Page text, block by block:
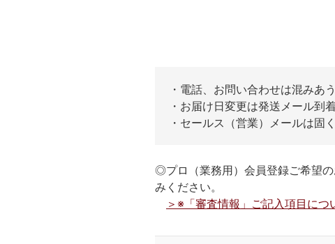
・電話、お問い合わせは混みあ
・お届け日変更は発送メール
・セールス（営業）メールは固
◎プロ（業務用）会員登録ご希望の
みください。
＞※「審査情報」ご記入項目につ